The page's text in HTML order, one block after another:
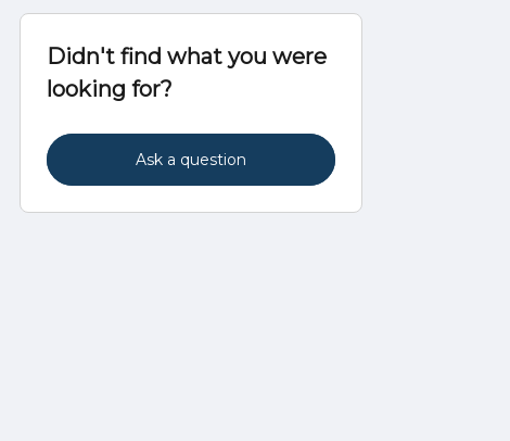
Didn't find what you were
looking for?
Ask a question